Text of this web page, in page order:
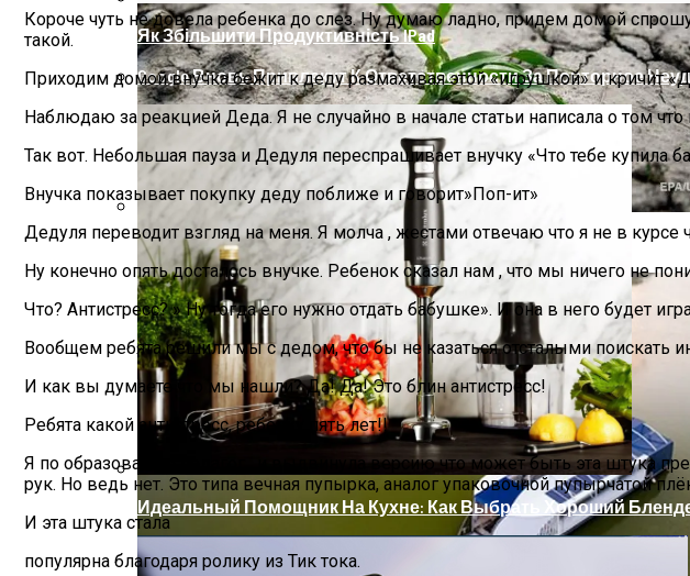
Ученые Назвали Новую Смертельную Угрозу Для
Як Збільшити Продуктивність IPad
Google Вновь Привлекут К Ответственности За Повторное
Идеальный Помощник На Кухне: Как Выбрать Хороший
Короче чуть не довела ребенка до слез. Ну думаю ладно, придем домой
такой.
Приходим домой внучка бежит к деду размахивая этой «игрушкой» и кричит
Наблюдаю за реакцией Деда. Я не случайно в начале статьи написала о том
Так вот. Небольшая пауза и Дедуля переспрашивает внучку «Что тебе купила
Внучка показывает покупку деду поближе и говорит»Поп-ит»
Дедуля переводит взгляд на меня. Я молча , жестами отвечаю что я не в курсе
Ну конечно опять досталось внучке. Ребенок сказал нам , что мы ничего не
Что? Антистресс? » Ну тогда его нужно отдать бабушке». И она в него будет
Вообщем ребята решили мы с дедом, что бы не казаться отсталыми поискать
И как вы думаете что мы нашли? Да! Да! Это блин антистресс!
Ребята какой антистресс, ребенку пять лет!!
Я по образованию педагог , и выдвинула версию что может быть эта штука
рук. Но ведь нет. Это типа вечная пупырка, аналог упаковочной пупырчатой
И эта штука стала
популярна благодаря ролику из Тик тока.